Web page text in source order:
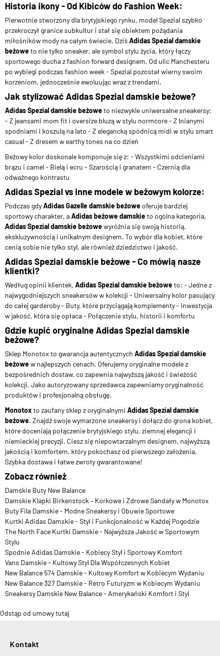
Historia ikony - Od Kibiców do Fashion Week:
Pierwotnie stworzony dla brytyjskiego rynku, model Spezial szybko
przekroczył granice subkultur i stał się obiektem pożądania
miłośników mody na całym świecie. Dziś Adidas Spezial damskie
beżoweto nie tylko sneaker, ale symbol stylu życia, który łączy
sportowego ducha z fashion forward designem. Od ulic Manchesteru
po wybiegi podczas fashion week - Spezial pozostał wierny swoim
korzeniom, jednocześnie ewoluując wraz z trendami.
Jak stylizować Adidas Spezial damskie beżowe?
Adidas Spezial damskie beżoweto niezwykle uniwersalne sneakersy:
- Z jeansami mom fit i oversize bluzą w stylu normcore - Z lnianymi
spodniami i koszulą na lato - Z elegancką spódnicą midi w stylu smart
casual - Z dresem w earthy tones na co dzień
Beżowy kolor doskonale komponuje się z: - Wszystkimi odcieniami
brązu i camel - Bielą i ecru - Szarością i granatem - Czernią dla
odważnego kontrastu
Adidas Spezial vs inne modele w beżowym kolorze:
Podczas gdyAdidas Gazelle damskie beżoweoferuje bardziej
sportowy charakter, aAdidas beżowe damskieto ogólna kategoria,
Adidas Spezial damskie beżowewyróżnia się swoją historią,
ekskluzywnością i unikalnym designem. To wybór dla kobiet, które
cenią sobie nie tylko styl, ale również dziedzictwo i jakość.
Adidas Spezial damskie beżowe - Co mówią nasze
klientki?
Według opinii klientek, Adidas Spezial damskie beżoweto: - Jedne z
najwygodniejszych sneakersów w kolekcji - Uniwersalny kolor pasujący
do całej garderoby - Buty, które przyciągają komplementy - Inwestycja
w jakość, która się opłaca - Połączenie stylu, historii i komfortu
Gdzie kupić oryginalne Adidas Spezial damskie
beżowe?
Sklep Monotox to gwarancja autentycznych Adidas Spezial damskie
beżowew najlepszych cenach. Oferujemy oryginalne modele z
bezpośrednich dostaw, co zapewnia najwyższą jakość i świeżość
kolekcji. Jako autoryzowany sprzedawca zapewniamy oryginalność
produktów i profesjonalną obsługę.
Monotox to zaufany sklep z oryginalnymi Adidas Spezial damskie
beżowe. Znajdź swoje wymarzone sneakersy i dołącz do grona kobiet,
które doceniają połączenie brytyjskiego stylu, ziemnej elegancji i
niemieckiej precyzji. Ciesz się niepowtarzalnym designem, najwyższą
jakością i komfortem, który pokochasz od pierwszego założenia.
Szybka dostawa i łatwe zwroty gwarantowane!
Zobacz również
Damskie Buty New Balance
Damskie Klapki Birkenstock – Korkowe i Zdrowe Sandały w Monotox
Buty Fila Damskie - Modne Sneakersy i Obuwie Sportowe
Kurtki Adidas Damskie - Styl i Funkcjonalność w Każdej Pogodzie
The North Face Kurtki Damskie - Najwyższa Jakość w Sportowym
Stylu
Spodnie Adidas Damskie - Kobiecy Styl i Sportowy Komfort
Vans Damskie - Kultowy Styl Dla Współczesnych Kobiet
New Balance 574 Damskie - Kultowy Komfort w Kobiecym Wydaniu
New Balance 327 Damskie - Retro Futuryzm w Kobiecym Wydaniu
Sneakersy Damskie New Balance - Amerykański Komfort i Styl
Odstąp od umowy tutaj
Kontakt